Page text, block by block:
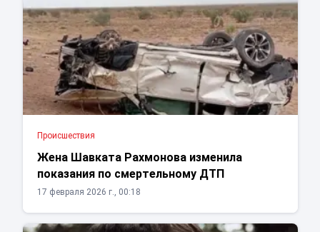
Проиcшествия
Жена Шавката Рахмонова изменила
показания по смертельному ДТП
17 февраля 2026 г., 00:18